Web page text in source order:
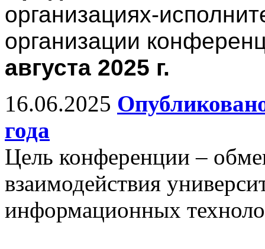
организациях-
организации
августа 2025 г.
16.06.2025
года
Цель конференции –
взаимодействия
информационных